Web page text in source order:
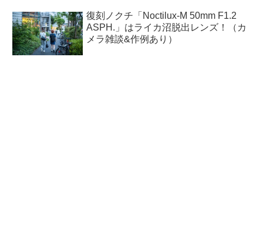
復刻ノクチ「Noctilux-M 50mm F1.2
ASPH.」はライカ沼脱出レンズ！（カ
メラ雑談&作例あり）